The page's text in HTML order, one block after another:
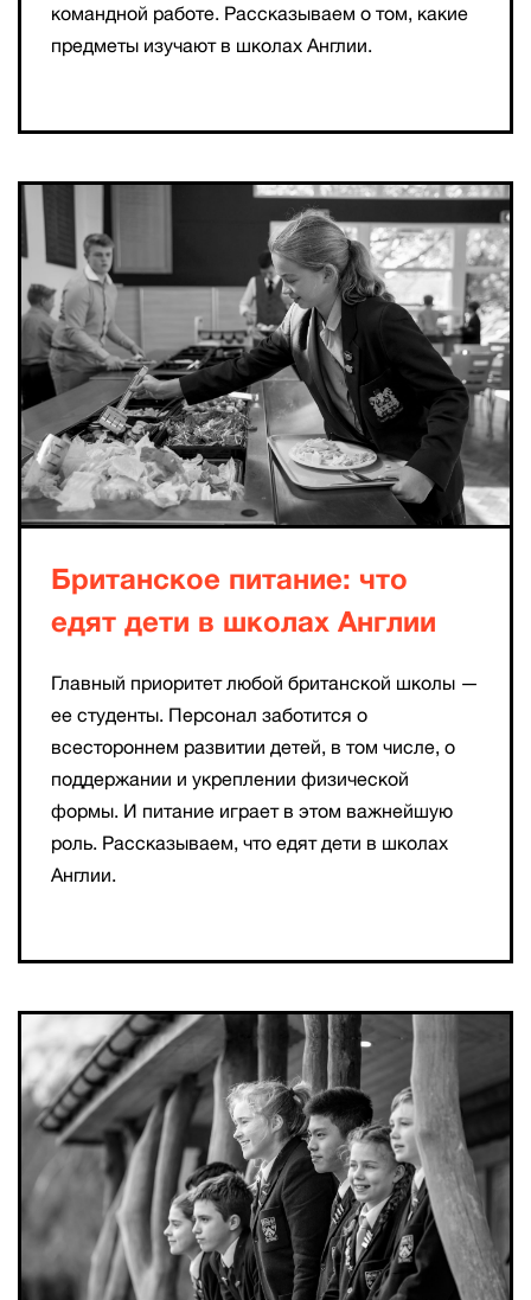
командной работе. Рассказываем о том, какие
предметы изучают в школах Англии.
Британское питание: что
едят дети в школах Англии
Главный приоритет любой британской школы —
ее студенты. Персонал заботится о
всестороннем развитии детей, в том числе, о
поддержании и укреплении физической
формы. И питание играет в этом важнейшую
роль. Рассказываем, что едят дети в школах
Англии.